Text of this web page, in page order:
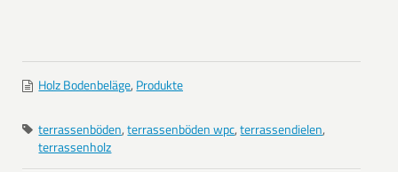
Holz Bodenbeläge, Produkte
terrassenböden,terrassenböden wpc,terrassendielen,
terrassenholz